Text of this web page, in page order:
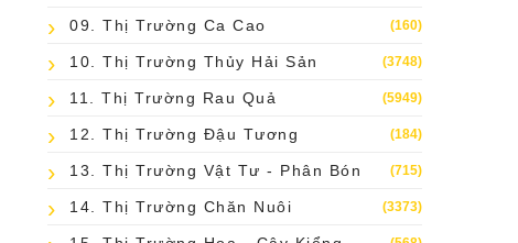
09. Thị Trường Ca Cao (160)
10. Thị Trường Thủy Hải Sản (3748)
11. Thị Trường Rau Quả (5949)
12. Thị Trường Đậu Tương (184)
13. Thị Trường Vật Tư - Phân Bón (715)
14. Thị Trường Chăn Nuôi (3373)